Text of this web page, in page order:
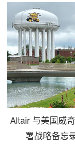
Altair 与美国威
署战略备忘